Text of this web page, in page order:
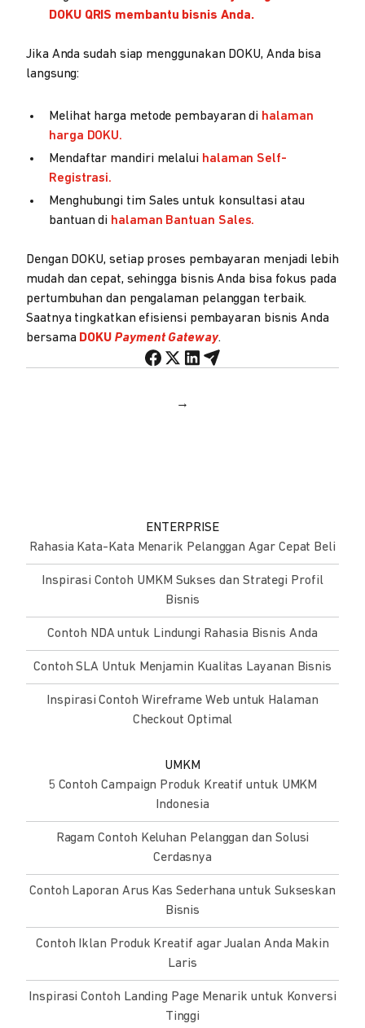
DOKU QRIS membantu bisnis Anda.
Jika Anda sudah siap menggunakan DOKU, Anda bisa
langsung:
Melihat harga metode pembayaran di halaman
harga DOKU.
Mendaftar mandiri melalui halaman Self-
Registrasi.
Menghubungi tim Sales untuk konsultasi atau
bantuan di halaman Bantuan Sales.
Dengan DOKU, setiap proses pembayaran menjadi lebih
mudah dan cepat, sehingga bisnis Anda bisa fokus pada
pertumbuhan dan pengalaman pelanggan terbaik.
Saatnya tingkatkan efisiensi pembayaran bisnis Anda
bersama DOKU Payment Gateway.
→
ENTERPRISE
Rahasia Kata-Kata Menarik Pelanggan Agar Cepat Beli
Inspirasi Contoh UMKM Sukses dan Strategi Profil
Bisnis
Contoh NDA untuk Lindungi Rahasia Bisnis Anda
Contoh SLA Untuk Menjamin Kualitas Layanan Bisnis
Inspirasi Contoh Wireframe Web untuk Halaman
Checkout Optimal
UMKM
5 Contoh Campaign Produk Kreatif untuk UMKM
Indonesia
Ragam Contoh Keluhan Pelanggan dan Solusi
Cerdasnya
Contoh Laporan Arus Kas Sederhana untuk Sukseskan
Bisnis
Contoh Iklan Produk Kreatif agar Jualan Anda Makin
Laris
Inspirasi Contoh Landing Page Menarik untuk Konversi
Tinggi